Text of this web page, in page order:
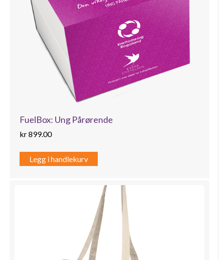
FuelBox: Ung Pårørende
kr899.00
Legg i handlekurv